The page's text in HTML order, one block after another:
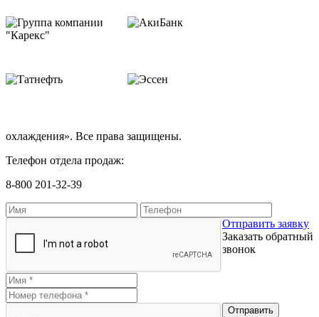
охлаждения». Все права защищены.
Телефон отдела продаж:
8-800 201-32-39
Отправить заявку
Заказать обратный
звонок